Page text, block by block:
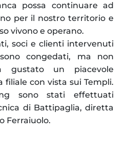
possa continuare ad
per il nostro territorio e
vivono e operano.
soci e clienti intervenuti
congedati, ma non
gustato un piacevole
con vista sui Templi.
sono stati effettuati
di Battipaglia, diretta
Ferraiuolo.